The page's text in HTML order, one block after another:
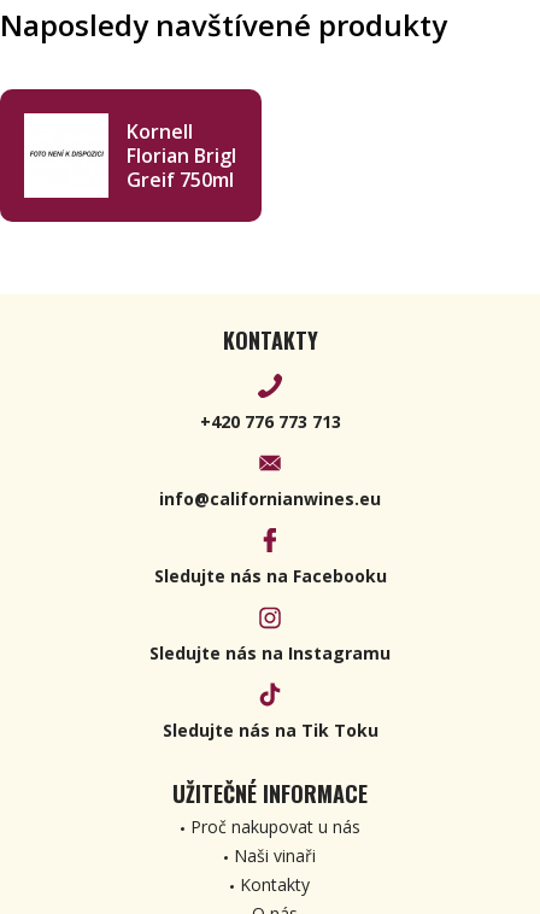
Naposledy navštívené produkty
Kornell
Florian Brigl
Greif 750ml
KONTAKTY
+420 776 773 713
info@californianwines.eu
Sledujte nás na Facebooku
Sledujte nás na Instagramu
Sledujte nás na Tik Toku
UŽITEČNÉ INFORMACE
Proč nakupovat u nás
Naši vinaři
Kontakty